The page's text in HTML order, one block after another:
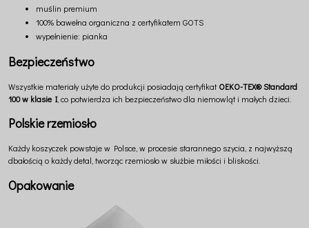
muślin premium
100% bawełna organiczna z certyfikatem GOTS
wypełnienie: pianka
Bezpieczeństwo
Wszystkie materiały użyte do produkcji posiadają certyfikatOEKO-TEX® Standard
100 w klasie I, co potwierdza ich bezpieczeństwo dla niemowląt i małych dzieci.
Polskie rzemiosło
Każdy koszyczek powstaje w Polsce, w procesie starannego szycia, z najwyższą
dbałością o każdy detal, tworząc rzemiosło w służbie miłości i bliskości.
Opakowanie